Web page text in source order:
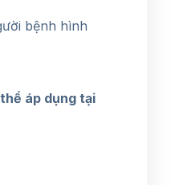
bệnh hình
áp dụng tại